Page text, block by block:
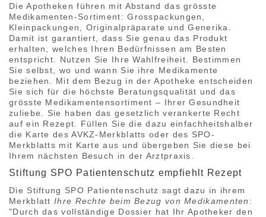
Die Apotheken führen mit Abstand das grösste
Medikamenten-Sortiment: Grosspackungen,
Kleinpackungen, Originalpräparate und Generika.
Damit ist garantiert, dass Sie genau das Produkt
erhalten, welches Ihren Bedürfnissen am Besten
entspricht. Nutzen Sie Ihre Wahlfreiheit. Bestimmen
Sie selbst, wo und wann Sie ihre Medikamente
beziehen. Mit dem Bezug in der Apotheke entscheiden
Sie sich für die höchste Beratungsqualität und das
grösste Medikamentensortiment – Ihrer Gesundheit
zuliebe. Sie haben das gesetzlich verankerte Recht
auf ein Rezept. Füllen Sie die dazu einfachheitshalber
die Karte des AVKZ-Merkblatts oder des SPO-
Merkblatts mit Karte aus und übergeben Sie diese bei
Ihrem nächsten Besuch in der Arztpraxis.
Stiftung SPO Patientenschutz empfiehlt Rezept
Die Stiftung SPO Patientenschutz sagt dazu in ihrem
MerkblattIhre Rechte beim Bezug von Medikamenten :
"Durch das vollständige Dossier hat Ihr Apotheker den